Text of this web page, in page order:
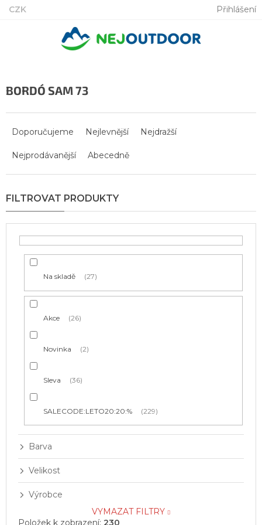
Přejít
CZK Přihlášení
BORDÓ SAM 73
n
p
r
o
Doporučujeme Nejlevnější Nejdražší
Nejprodávanější Abecedně
Na skladě 27
Akce 26
Novinka 2
Sleva 36
SALECODE:LETO20:20:% 229
Barva
Velikost
Výrobce
VYMAZAT FILTRY
Položek k zobrazení: 230